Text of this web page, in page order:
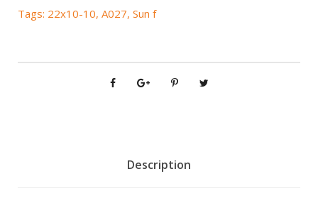
0
Tags: 22x10-10, A027, Sun f
Description